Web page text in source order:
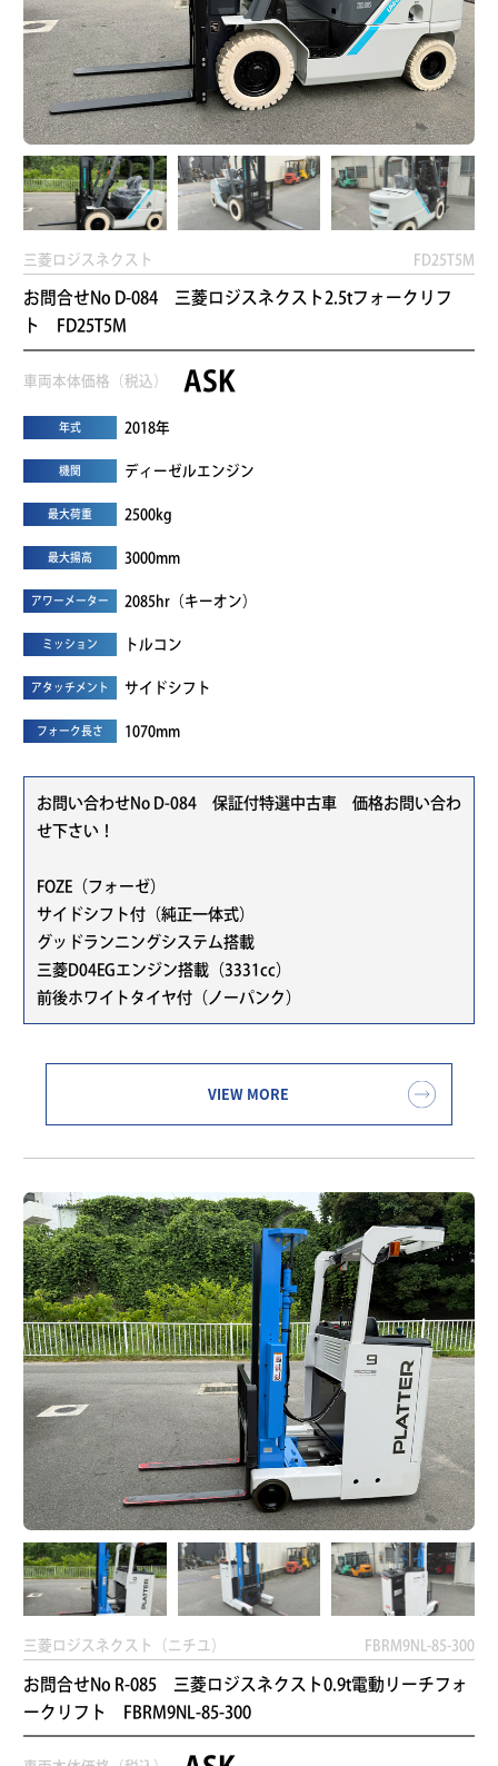
三菱ロジスネクスト FD25T5M
お問合せNo D-084 三菱ロジスネクスト2.5tフォークリフ
ト FD25T5M
車両本体価格（税込） ASK
年式 2018年
機関 ディーゼルエンジン
最大荷重 2500kg
最大揚高 3000mm
アワーメーター 2085hr（キーオン）
ミッション トルコン
アタッチメント サイドシフト
フォーク長さ 1070mm
お問い合わせNo D-084 保証付特選中古車 価格お問い合わ
せ下さい！
FOZE（フォーゼ）
サイドシフト付（純正一体式）
グッドランニングシステム搭載
三菱D04EGエンジン搭載（3331cc）
前後ホワイトタイヤ付（ノーパンク）
VIEW MORE
三菱ロジスネクスト（ニチユ） FBRM9NL-85-300
お問合せNo R-085 三菱ロジスネクスト0.9t電動リーチフォ
ークリフト FBRM9NL-85-300